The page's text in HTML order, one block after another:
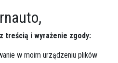
treścią i wyrażenie zgody:
w moim urządzeniu plików